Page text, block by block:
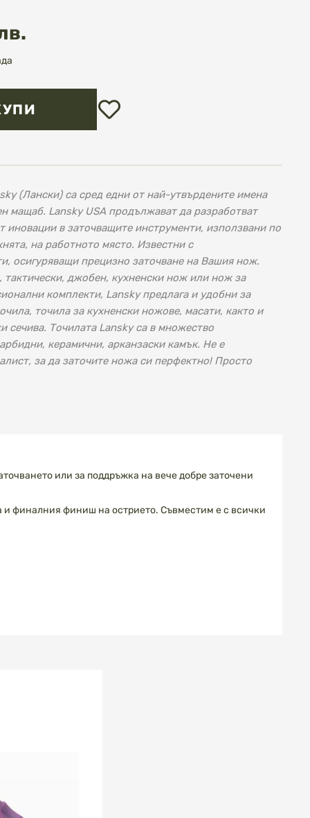
(Лански) са сред едни от най-утвърдените имена
мащаб. Lansky USA продължават да разработват
иновации в заточващите инструменти, използвани по
на работното място. Известни с
осигуряващи прецизно заточване на Вашия нож.
тактически, джобен, кухненски нож или нож за
комплекти, Lansky предлага и удобни за
точила за кухненски ножове, масати, както и
сечива. Точилата Lansky са в множество
керамични, арканзаски камък. Не е
за да заточите ножа си перфектно! Просто
или за поддръжка на вече добре заточени
и финалния финиш на острието. Съвместим е с всички